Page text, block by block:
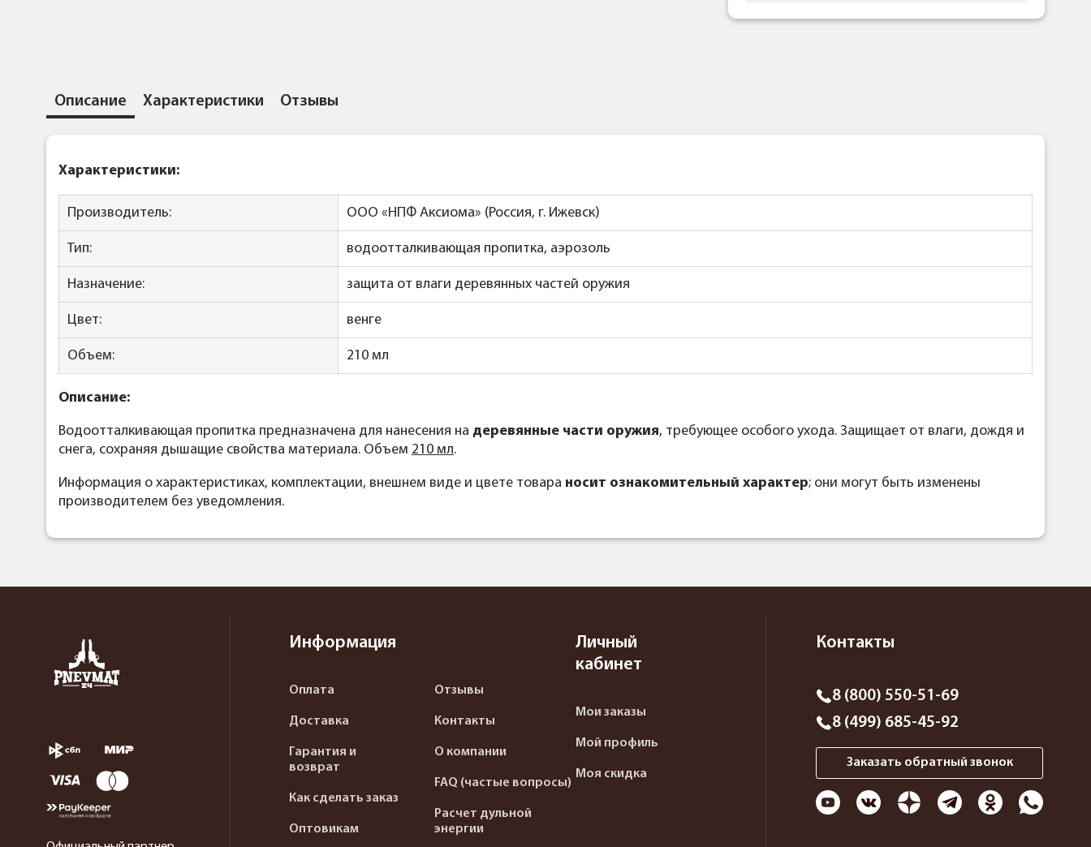
Описание Характеристики Отзывы
Характеристики:
Производитель: ООО «НПФ Аксиома» (Россия, г. Ижевск)
Тип: водоотталкивающая пропитка, аэрозоль
Назначение: защита от влаги деревянных частей оружия
Цвет: венге
Объем: 210 мл
Описание:
Водоотталкивающая пропитка предназначена для нанесения на деревянные части оружия, требующее особого ухода. Защищает от влаги, дождя и
снега, сохраняя дышащие свойства материала. Объем 210 мл.
Информация о характеристиках, комплектации, внешнем виде и цвете товара носит ознакомительный характер; они могут быть изменены
производителем без уведомления.
Информация
Оплата
Доставка
Гарантия и
возврат
Как сделать заказ
Оптовикам
Отзывы
Контакты
О компании
FAQ (частые вопросы)
Расчет дульной
энергии
Личный
кабинет
Мои заказы
Мой профиль
Моя скидка
Контакты
8 (800) 550-51-69
8 (499) 685-45-92
Заказать обратный звонок